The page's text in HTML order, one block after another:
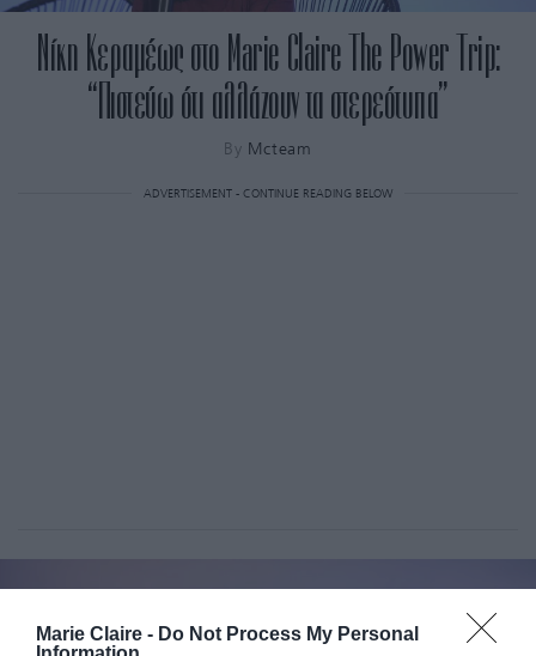
Marie Claire - Do Not Process My Personal
Νίκη Κεραμέως στο Marie Claire The Power Trip:
“Πιστεύω ότι αλλάζουν τα στερεότυπα”
By Mcteam
ADVERTISEMENT - CONTINUE READING BELOW